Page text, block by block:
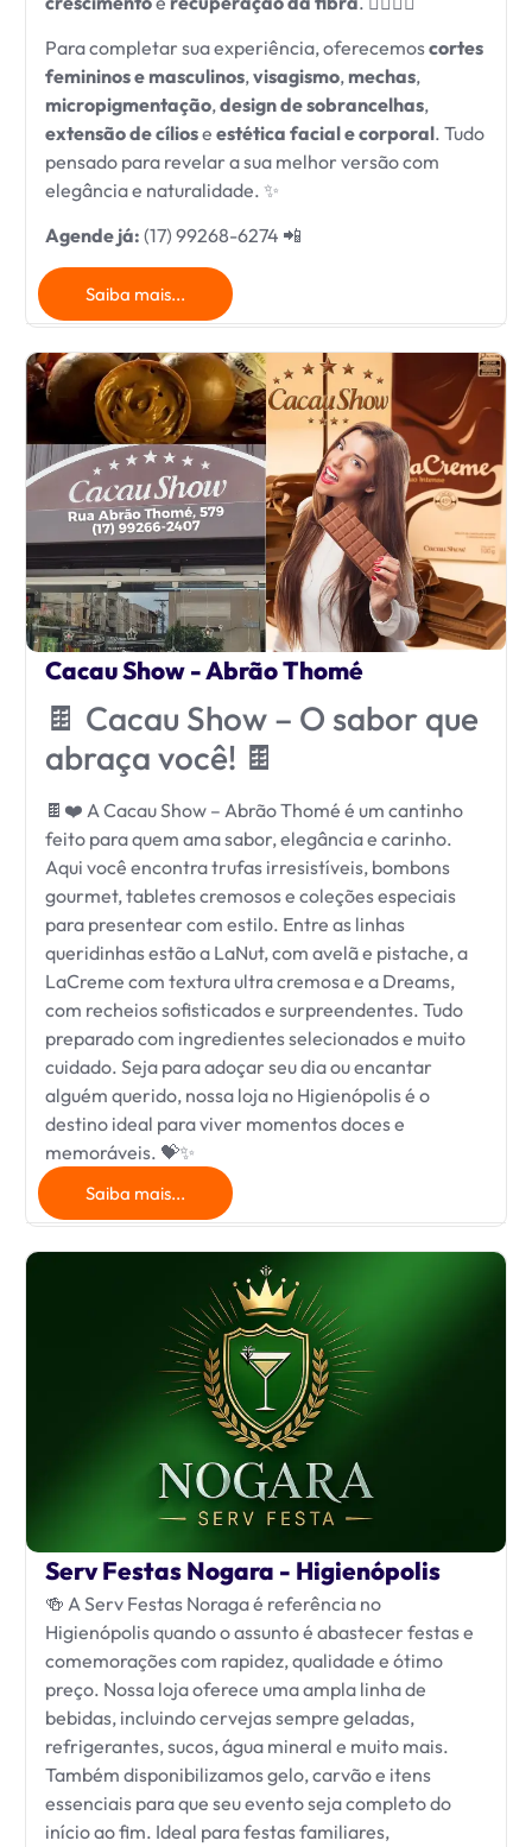
Para completar sua experiência, oferecemoscortes
femininos e masculinos,visagismo, mechas,
micropigmentação,design de sobrancelhas,
extensão de cíliose estética facial e corporal. Tudo
pensado para revelar a sua melhor versão com
elegância e naturalidade. ✨
Agende já: (17) 99268-6274 📲
Saiba mais...
Cacau Show - Abrão Thomé
🍫 Cacau Show – O sabor que
abraça você! 🍫
🍫❤️ A Cacau Show – Abrão Thomé é um cantinho
feito para quem ama sabor, elegância e carinho.
Aqui você encontra trufas irresistíveis, bombons
gourmet, tabletes cremosos e coleções especiais
para presentear com estilo. Entre as linhas
queridinhas estão a LaNut, com avelã e pistache, a
LaCreme com textura ultra cremosa e a Dreams,
com recheios sofisticados e surpreendentes. Tudo
preparado com ingredientes selecionados e muito
cuidado. Seja para adoçar seu dia ou encantar
alguém querido, nossa loja no Higienópolis é o
destino ideal para viver momentos doces e
memoráveis. 💝✨
Saiba mais...
Serv Festas Nogara - Higienópolis
🍻 A Serv Festas Noraga é referência no
Higienópolis quando o assunto é abastecer festas e
comemorações com rapidez, qualidade e ótimo
preço. Nossa loja oferece uma ampla linha de
bebidas, incluindo cervejas sempre geladas,
refrigerantes, sucos, água mineral e muito mais.
Também disponibilizamos gelo, carvão e itens
essenciais para que seu evento seja completo do
início ao fim. Ideal para festas familiares,